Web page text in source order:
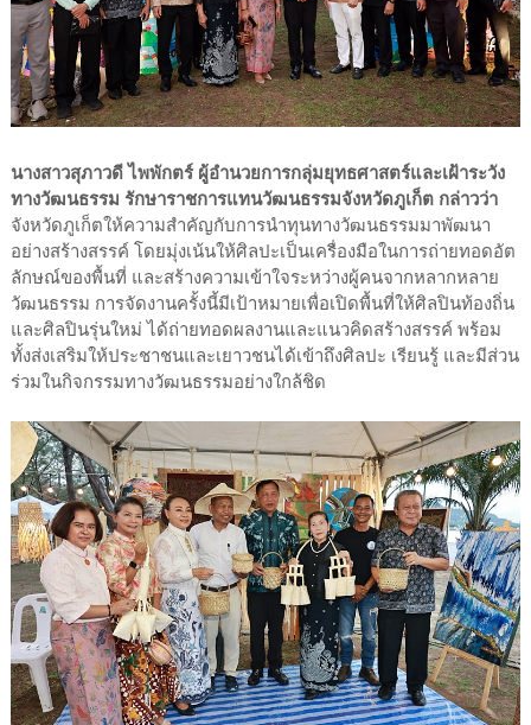
นางสาวสุภาวดี ไพพักตร์ ผู้อำนวยการกลุ่มยุทธศาสตร์และเฝ้าระวัง
ทางวัฒนธรรม รักษาราชการแทนวัฒนธรรมจังหวัดภูเก็ต กล่าวว่า
จังหวัดภูเก็ตให้ความสำคัญกับการนำทุนทางวัฒนธรรมมาพัฒนา
อย่างสร้างสรรค์ โดยมุ่งเน้นให้ศิลปะเป็นเครื่องมือในการถ่ายทอดอัต
ลักษณ์ของพื้นที่ และสร้างความเข้าใจระหว่างผู้คนจากหลากหลาย
วัฒนธรรม การจัดงานครั้งนี้มีเป้าหมายเพื่อเปิดพื้นที่ให้ศิลปินท้องถิ่น
และศิลปินรุ่นใหม่ ได้ถ่ายทอดผลงานและแนวคิดสร้างสรรค์ พร้อม
ทั้งส่งเสริมให้ประชาชนและเยาวชนได้เข้าถึงศิลปะ เรียนรู้ และมีส่วน
ร่วมในกิจกรรมทางวัฒนธรรมอย่างใกล้ชิด